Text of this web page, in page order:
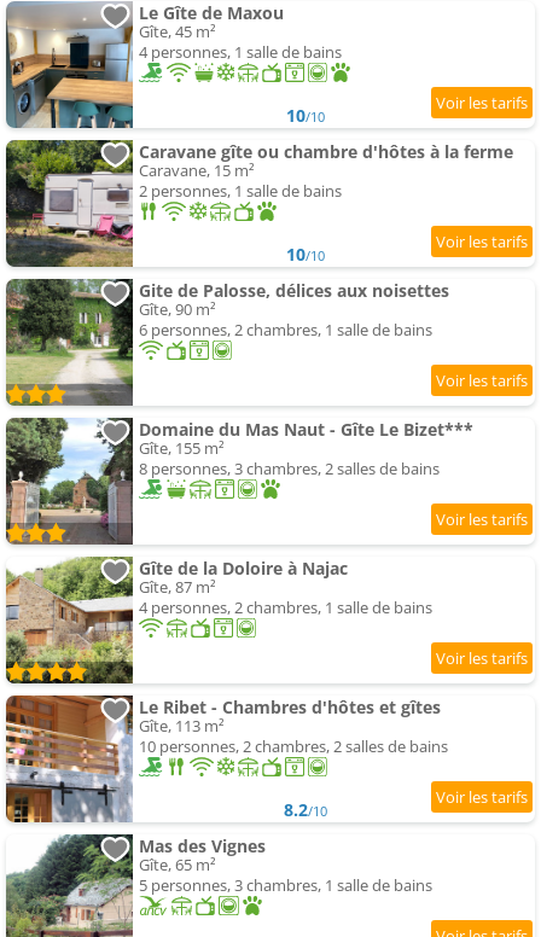
Le Gîte de Maxou
Gîte, 45 m²
4 personnes, 1 salle de bains
10/10
Caravane gîte ou chambre d'hôtes à la ferme
Caravane, 15 m²
2 personnes, 1 salle de bains
10/10
Gite de Palosse, délices aux noisettes
Gîte, 90 m²
6 personnes, 2 chambres, 1 salle de bains
Domaine du Mas Naut - Gîte Le Bizet***
Gîte, 155 m²
8 personnes, 3 chambres, 2 salles de bains
Gîte de la Doloire à Najac
Gîte, 87 m²
4 personnes, 2 chambres, 1 salle de bains
Le Ribet - Chambres d'hôtes et gîtes
Gîte, 113 m²
10 personnes, 2 chambres, 2 salles de bains
8.2/10
Mas des Vignes
Gîte, 65 m²
5 personnes, 3 chambres, 1 salle de bains